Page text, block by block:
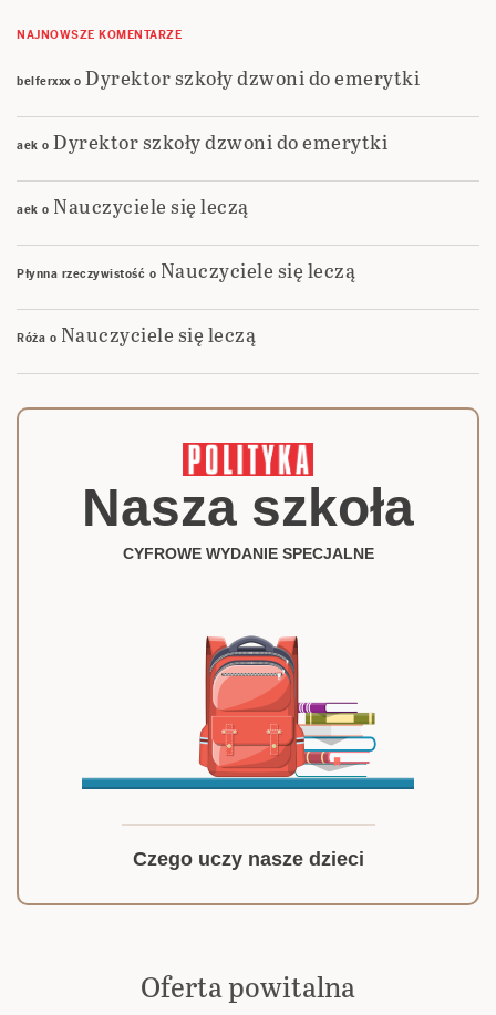
NAJNOWSZE KOMENTARZE
belferxxx o Dyrektor szkoły dzwoni do emerytki
aek o Dyrektor szkoły dzwoni do emerytki
aek o Nauczyciele się leczą
Płynna rzeczywistość o Nauczyciele się leczą
Róża o Nauczyciele się leczą
Nasza szkoła
CYFROWE WYDANIE SPECJALNE
Czego uczy nasze dzieci
Oferta powitalna